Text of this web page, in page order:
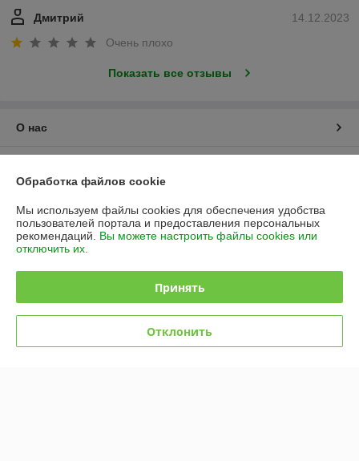
14.12.2023
Дмитрий
Очень плохо
Показать все отзывы
О нас
График работы
Политика обработки cookies
Обработка файлов cookie
Мы используем файлы cookies для обеспечения удобства
пользователей портала и предоставления персональных
рекомендаций. Вы можете настроить файлы cookies или
отключить их.
Принять
Отклонить